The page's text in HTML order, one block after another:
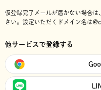
仮登録完了メールが届かない場合
さい。 設定いただくドメイン名は
他サービスで登録する